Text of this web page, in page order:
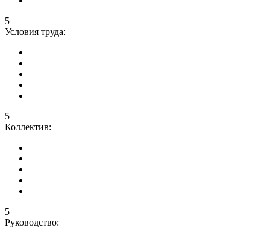
5
Условия труда:
5
Коллектив:
5
Руководство: